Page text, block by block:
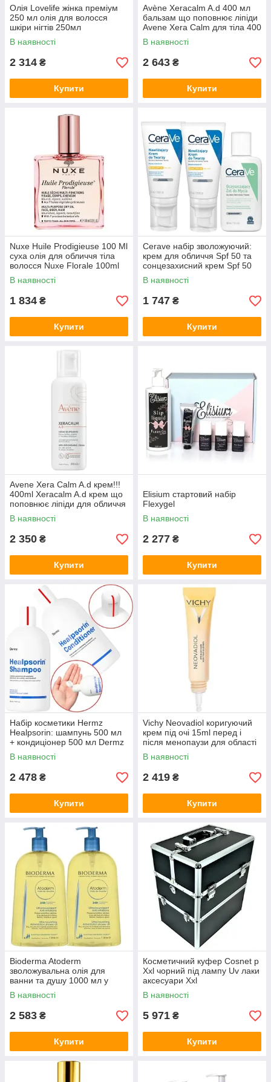
Олія Lovelife жінка преміум
250 мл олія для волосся
шкіри нігтів 250мл
В наявності
2 314 ₴
Купити
Avène Xeracalm A.d 400 мл
бальзам що поповнює ліпіди
Avene Xera Calm для тіла 400
мл
В наявності
2 643 ₴
Купити
Nuxe Huile Prodigieuse 100 Ml
суха олія для обличчя тіла
волосся Nuxe Florale 100ml
В наявності
1 834 ₴
Купити
Cerave набір зволожуючий:
крем для обличчя Spf 50 та
сонцезахисний крем Spf 50
52мл X2 + подарунок
В наявності
1 747 ₴
Купити
Avene Xera Calm A.d крем!!!
400ml Xeracalm A.d крем що
поповнює ліпіди для обличчя
та тіла 400 мл
В наявності
2 350 ₴
Купити
Elisium стартовий набір
Flexygel
В наявності
2 277 ₴
Купити
Набір косметики Hermz
Healpsorin: шампунь 500 мл
+ кондиціонер 500 мл Dermz
для лущення шкіри
В наявності
2 478 ₴
Купити
Vichy Neovadiol коригуючий
крем під очі 15ml перед і
після менопаузи для області
навколо очей і губ
15мл+додатковий подарунок
В наявності
2 419 ₴
Купити
Bioderma Atoderm
зволожувальна олія для
ванни та душу 1000 мл у
комплекті
В наявності
2 583 ₴
Купити
Косметичний куфер Cosnet р
Xxl чорний під лампу Uv лаки
аксесуари Xxl
В наявності
5 971 ₴
Купити